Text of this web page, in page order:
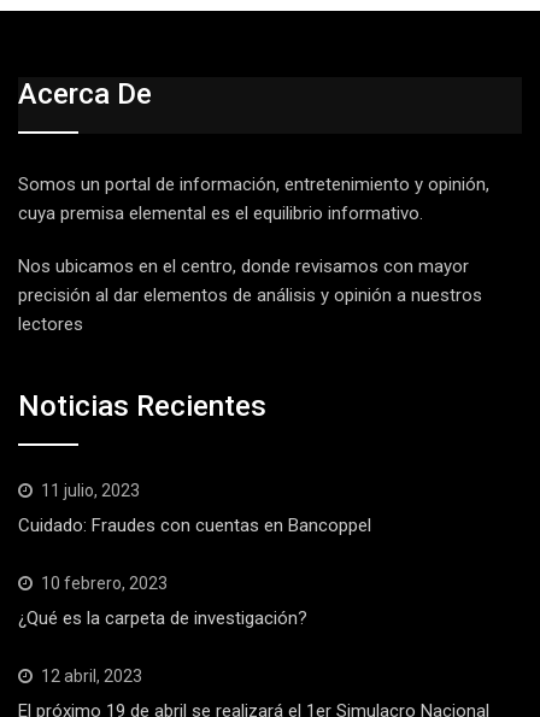
Acerca De
Somos un portal de información, entretenimiento y opinión,
cuya premisa elemental es el equilibrio informativo.
Nos ubicamos en el centro, donde revisamos con mayor
precisión al dar elementos de análisis y opinión a nuestros
lectores
Noticias Recientes
11 julio, 2023
Cuidado: Fraudes con cuentas en Bancoppel
10 febrero, 2023
¿Qué es la carpeta de investigación?
12 abril, 2023
El próximo 19 de abril se realizará el 1er Simulacro Nacional